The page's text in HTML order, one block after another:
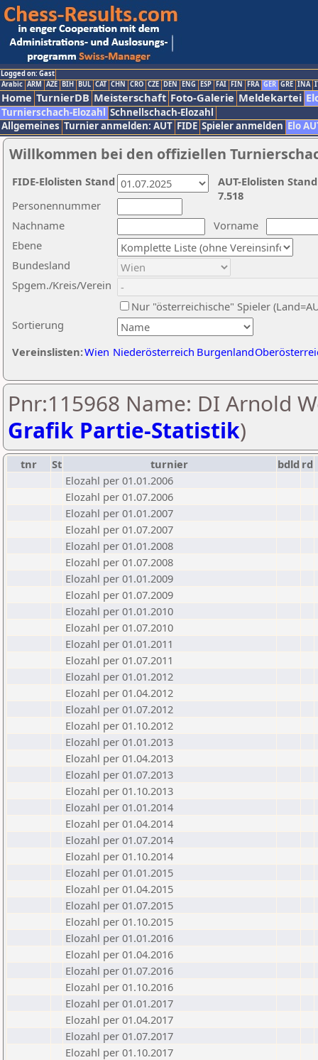
Logged on: Gast
Arabic ARM AZE BIH BUL CAT CHN CRO CZE DEN ENG ESP FAI FIN FRA GER GRE INA
Home TurnierDB Meisterschaft Foto-Galerie Meldekartei
Turnierschach-Elozahl Schnellschach-Elozahl
Allgemeines Turnier anmelden: AUT FIDE Spieler anmelden Elo
Willkommen bei den offiziellen
Nachname
Vorname
Ebene
Sortierung
Personennummer
Bundesland
Spgem./Kreis/Verein
Nur "österreichische" Spieler
Vereinslisten:Wien Niederösterreich Burgenland
AUT-Elolisten
7.518
FIDE-Elolisten Stand
Pnr:115968 Name: DI Arnold
Grafik Partie-Statistik)
tnr St turnier bdld rd
Elozahl per 01.01.2006
Elozahl per 01.07.2006
Elozahl per 01.01.2007
Elozahl per 01.07.2007
Elozahl per 01.01.2008
Elozahl per 01.07.2008
Elozahl per 01.01.2009
Elozahl per 01.07.2009
Elozahl per 01.01.2010
Elozahl per 01.07.2010
Elozahl per 01.01.2011
Elozahl per 01.07.2011
Elozahl per 01.01.2012
Elozahl per 01.04.2012
Elozahl per 01.07.2012
Elozahl per 01.10.2012
Elozahl per 01.01.2013
Elozahl per 01.04.2013
Elozahl per 01.07.2013
Elozahl per 01.10.2013
Elozahl per 01.01.2014
Elozahl per 01.04.2014
Elozahl per 01.07.2014
Elozahl per 01.10.2014
Elozahl per 01.01.2015
Elozahl per 01.04.2015
Elozahl per 01.07.2015
Elozahl per 01.10.2015
Elozahl per 01.01.2016
Elozahl per 01.04.2016
Elozahl per 01.07.2016
Elozahl per 01.10.2016
Elozahl per 01.01.2017
Elozahl per 01.04.2017
Elozahl per 01.07.2017
Elozahl per 01.10.2017